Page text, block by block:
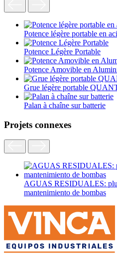
Potence légère portable en
Potence Légère Portable
Potence Amovible en
Grue légère portable
Palan à chaîne sur batterie
Projets connexes
AGUAS RESIDUALES:
mantenimiento de bombas